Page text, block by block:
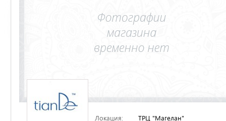
Локация:
ТРЦ "Магелан"